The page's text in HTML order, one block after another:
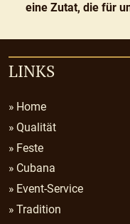
eine Zutat, die für
LINKS
Home
Qualität
Feste
Cubana
Event-Service
Tradition